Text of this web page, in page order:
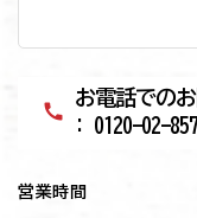
call
お電話での
: 0120-02-
営業時間